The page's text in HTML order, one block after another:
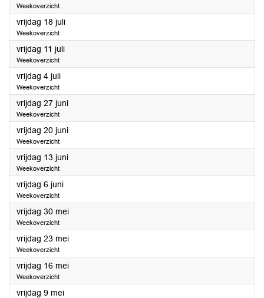
Weekoverzicht
vrijdag 18 juli2025
Weekoverzicht
vrijdag 11 juli2025
Weekoverzicht
vrijdag 4 juli2025
Weekoverzicht
vrijdag 27 juni2025
Weekoverzicht
vrijdag 20 juni2025
Weekoverzicht
vrijdag 13 juni2025
Weekoverzicht
vrijdag 6 juni2025
Weekoverzicht
vrijdag 30 mei2025
Weekoverzicht
vrijdag 23 mei2025
Weekoverzicht
vrijdag 16 mei2025
Weekoverzicht
vrijdag 9 mei2025